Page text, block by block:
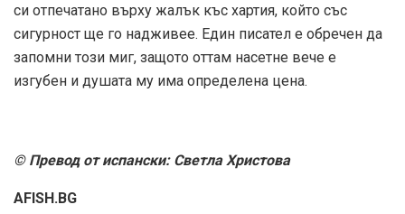
си отпечатано върху жалък къс хартия, който със
сигурност ще го надживее. Един писател е обречен да
запомни този миг, защото оттам насетне вече е
изгубен и душата му има определена цена.
© Превод от испански: Светла Христова
AFISH.BG